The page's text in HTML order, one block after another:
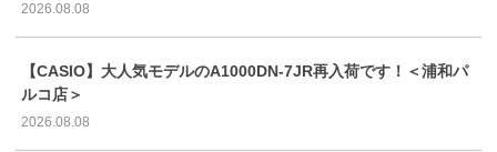
2026.08.08
【CASIO】大人気モデルのA1000DN-7JR再入荷です！＜浦和パ
ルコ店＞
2026.08.08